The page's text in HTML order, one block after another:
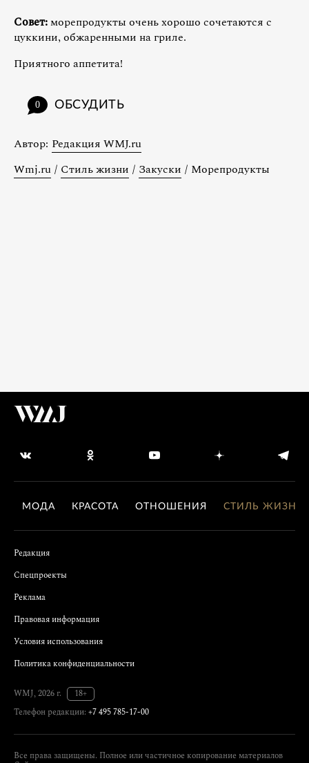
Совет:морепродукты очень хорошо сочетаются с
цуккини, обжаренными на гриле.
Приятного аппетита!
0 ОБСУДИТЬ
Автор: Редакция WMJ.ru
Wmj.ru / Стиль жизни / Закуски / Морепродукты
МОДА КРАСОТА ОТНОШЕНИЯ СТИЛЬ ЖИЗНИ
Редакция
Спецпроекты
Реклама
Правовая информация
Условия использования
Политика конфиденциальности
WMJ, 2026 г.
18+
Телефон редакции: +7 495 785-17-00
Все права защищены. Полное или частичное копирование материалов